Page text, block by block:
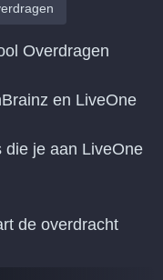
Overdragen
en LiveOne
die je aan LiveOne
de overdracht